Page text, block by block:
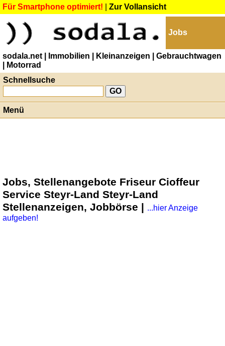
Für Smartphone optimiert! Zur Vollansicht
Jobs
sodala.net | Immobilien | Kleinanzeigen
| Gebrauchtwagen
| Motorrad
Schnellsuche
Menü
Jobs, Stellenangebote Friseur Cioffeur
Service Steyr-Land Steyr-Land
Stellenanzeigen, Jobbörse | ...hier Anzeige
aufgeben!